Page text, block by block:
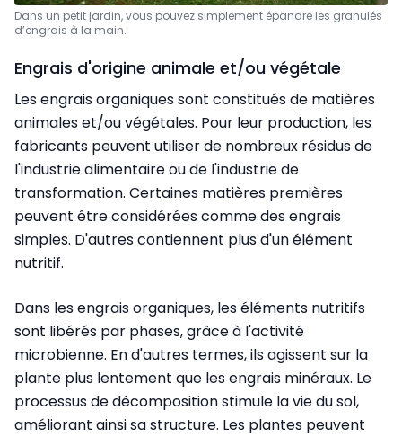
Dans un petit jardin, vous pouvez simplement épandre les granulés
d’engrais à la main.
Engrais d'origine animale et/ou végétale
Les engrais organiques sont constitués de matières
animales et/ou végétales. Pour leur production, les
fabricants peuvent utiliser de nombreux résidus de
l'industrie alimentaire ou de l'industrie de
transformation. Certaines matières premières
peuvent être considérées comme des engrais
simples. D'autres contiennent plus d'un élément
nutritif.
Dans les engrais organiques, les éléments nutritifs
sont libérés par phases, grâce à l'activité
microbienne. En d'autres termes, ils agissent sur la
plante plus lentement que les engrais minéraux. Le
processus de décomposition stimule la vie du sol,
améliorant ainsi sa structure. Les plantes peuvent